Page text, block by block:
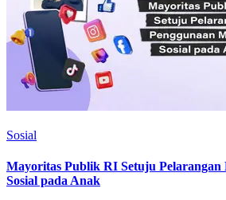
Sosial
Mayoritas Publik RI Setuju Pelarangan
Sosial pada Anak